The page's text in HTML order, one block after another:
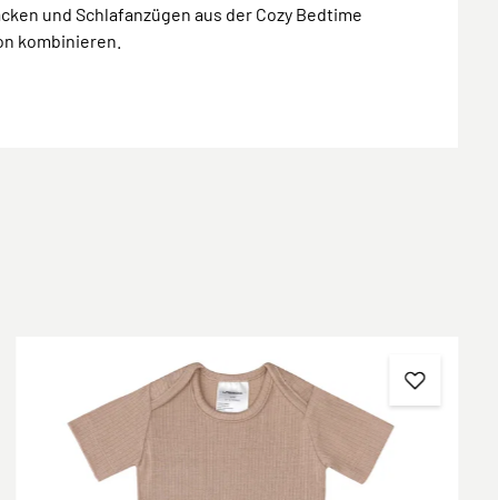
und Schlafanzügen aus der Cozy Bedtime
kombinieren.